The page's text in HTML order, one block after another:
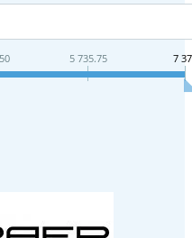
5 735.75 7